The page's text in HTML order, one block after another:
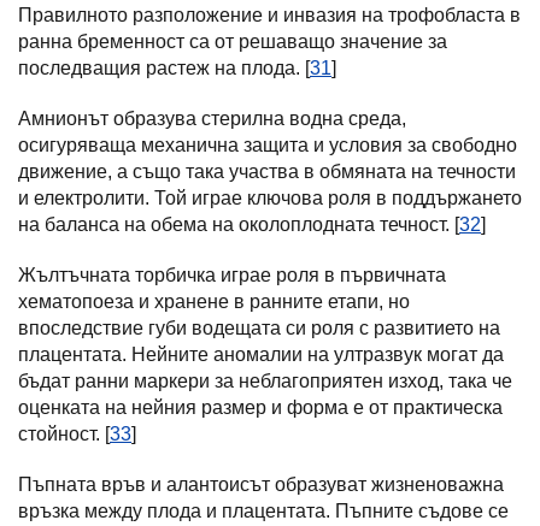
Правилното разположение и инвазия на трофобласта в
ранна бременност са от решаващо значение за
последващия растеж на плода. [31]
Амнионът образува стерилна водна среда,
осигуряваща механична защита и условия за свободно
движение, а също така участва в обмяната на течности
и електролити. Той играе ключова роля в поддържането
на баланса на обема на околоплодната течност. [32]
Жълтъчната торбичка играе роля в първичната
хематопоеза и хранене в ранните етапи, но
впоследствие губи водещата си роля с развитието на
плацентата. Нейните аномалии на ултразвук могат да
бъдат ранни маркери за неблагоприятен изход, така че
оценката на нейния размер и форма е от практическа
стойност. [33]
Пъпната връв и алантоисът образуват жизненоважна
връзка между плода и плацентата. Пъпните съдове се